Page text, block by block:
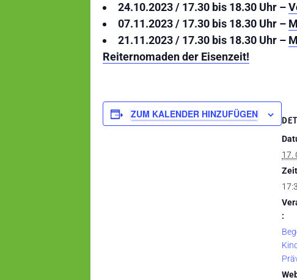
24.10.2023 / 17.30 bis 18.30 Uhr –
07.11.2023 / 17.30 bis 18.30 Uhr –
21.11.2023 / 17.30 bis 18.30 Uhr –
Reiternomaden der Eisenzeit!
ZUM KALENDER HINZUFÜGEN
17.
: